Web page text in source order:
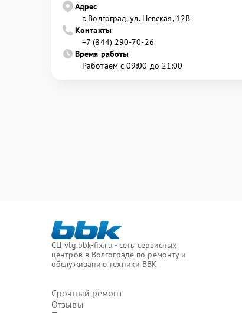
Адрес
г. Волгоград, ул. Невская, 12В
Контакты
+7 (844) 290-70-26
Время работы
Работаем с 09:00 до 21:00
СЦ vlg.bbk-fix.ru - сеть сервисных
центров в Волгограде по ремонту и
обслуживанию техники BBK
Срочный ремонт
Отзывы